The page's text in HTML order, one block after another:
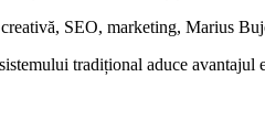
SEO, marketing, Marius
tradițional aduce avantajul